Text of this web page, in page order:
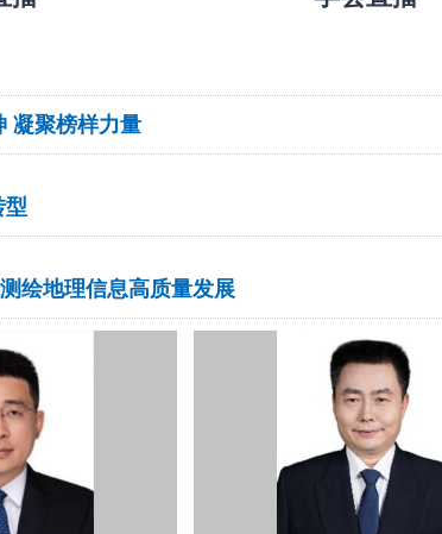
凝聚榜样力量
型
绘地理信息高质量发展